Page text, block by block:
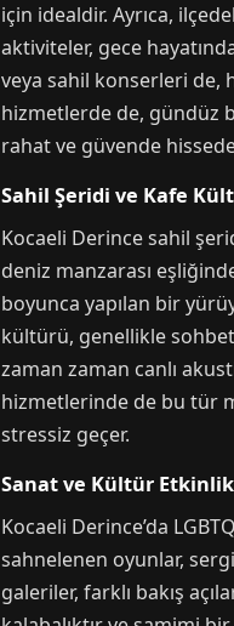
için idealdir. Ayrıca,
aktiviteler, gece
veya sahil konserleri de,
hizmetlerde de, gündüz
rahat ve güvende
Sahil Şeridi ve Kafe
Kocaeli Derince sahil
deniz manzarası
boyunca yapılan bir
kültürü, genellikle sohbet
zaman zaman canlı
hizmetlerinde de bu tür
stressiz geçer.
Sanat ve Kültür
Kocaeli Derince’da
sahnelenen oyunlar,
galeriler, farklı bakış